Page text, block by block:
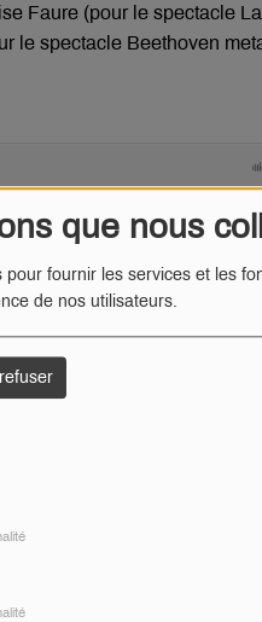
que nous
pour fournir les services et les
de nos utilisateurs.
Faure (pour le spectacle
le spectacle Beethoven